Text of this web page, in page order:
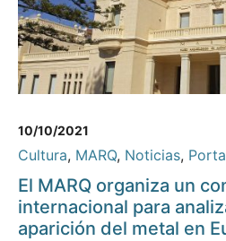
10/10/2021
Cultura, MARQ, Noticias,
El MARQ organiza un
internacional para
aparición del metal en